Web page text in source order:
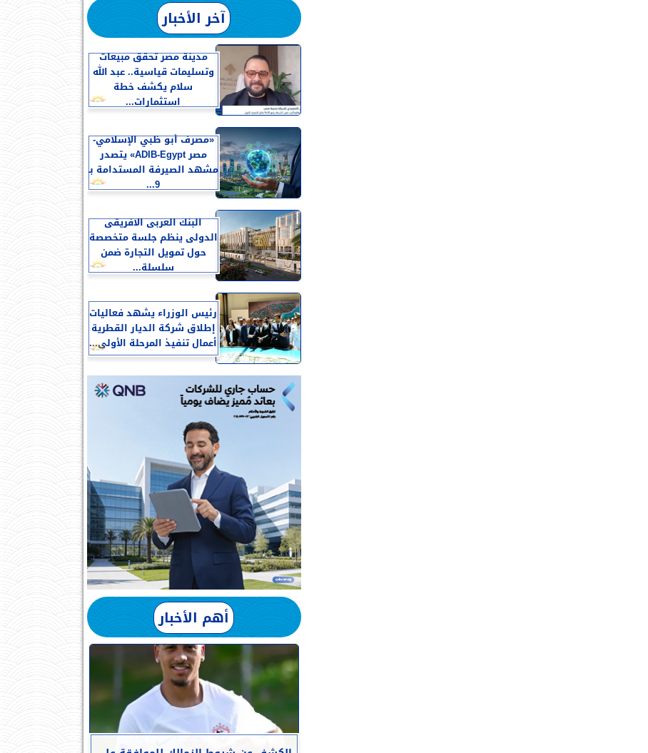
آخر الأخبار
مدينة مصر تحقق مبيعات
وتسليمات قياسية.. عبد الله
سلام يكشف خطة
استثمارات...
«مصرف أبو ظبي الإسلامي-
مصر ADIB-Egypt» يتصدر
مشهد الصيرفة المستدامة بـ
9...
البنك العربى الافريقى
الدولى ينظم جلسة متخصصة
حول تمويل التجارة ضمن
سلسلة...
رئيس الوزراء يشهد فعاليات
إطلاق شركة الديار القطرية
أعمال تنفيذ المرحلة الأولى...
أهم الأخبار